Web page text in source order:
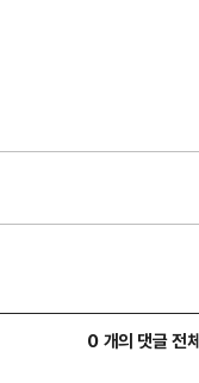
0 개의 댓글 전